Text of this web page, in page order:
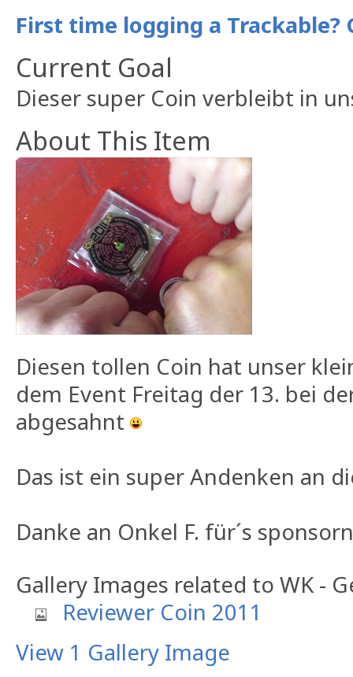
First time logging a Trackable?
Current Goal
Dieser super Coin verbleibt in
About This Item
Diesen tollen Coin hat unser
dem Event Freitag der 13. bei
abgesahnt
Das ist ein super Andenken an
Danke an Onkel F. für´s
Gallery Images related to WK -
Reviewer Coin 2011
View 1 Gallery Image